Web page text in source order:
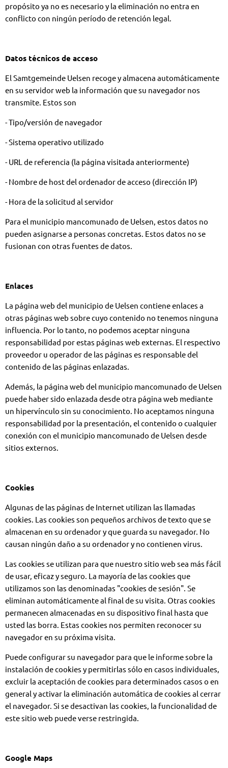
propósito ya no es necesario y la eliminación no entra en
conflicto con ningún período de retención legal.
Datos técnicos de acceso
El Samtgemeinde Uelsen recoge y almacena automáticamente
en su servidor web la información que su navegador nos
transmite. Estos son
- Tipo/versión de navegador
- Sistema operativo utilizado
- URL de referencia (la página visitada anteriormente)
- Nombre de host del ordenador de acceso (dirección IP)
- Hora de la solicitud al servidor
Para el municipio mancomunado de Uelsen, estos datos no
pueden asignarse a personas concretas. Estos datos no se
fusionan con otras fuentes de datos.
Enlaces
La página web del municipio de Uelsen contiene enlaces a
otras páginas web sobre cuyo contenido no tenemos ninguna
influencia. Por lo tanto, no podemos aceptar ninguna
responsabilidad por estas páginas web externas. El respectivo
proveedor u operador de las páginas es responsable del
contenido de las páginas enlazadas.
Además, la página web del municipio mancomunado de Uelsen
puede haber sido enlazada desde otra página web mediante
un hipervínculo sin su conocimiento. No aceptamos ninguna
responsabilidad por la presentación, el contenido o cualquier
conexión con el municipio mancomunado de Uelsen desde
sitios externos.
Cookies
Algunas de las páginas de Internet utilizan las llamadas
cookies. Las cookies son pequeños archivos de texto que se
almacenan en su ordenador y que guarda su navegador. No
causan ningún daño a su ordenador y no contienen virus.
Las cookies se utilizan para que nuestro sitio web sea más fácil
de usar, eficaz y seguro. La mayoría de las cookies que
utilizamos son las denominadas "cookies de sesión". Se
eliminan automáticamente al final de su visita. Otras cookies
permanecen almacenadas en su dispositivo final hasta que
usted las borra. Estas cookies nos permiten reconocer su
navegador en su próxima visita.
Puede configurar su navegador para que le informe sobre la
instalación de cookies y permitirlas sólo en casos individuales,
excluir la aceptación de cookies para determinados casos o en
general y activar la eliminación automática de cookies al cerrar
el navegador. Si se desactivan las cookies, la funcionalidad de
este sitio web puede verse restringida.
Google Maps